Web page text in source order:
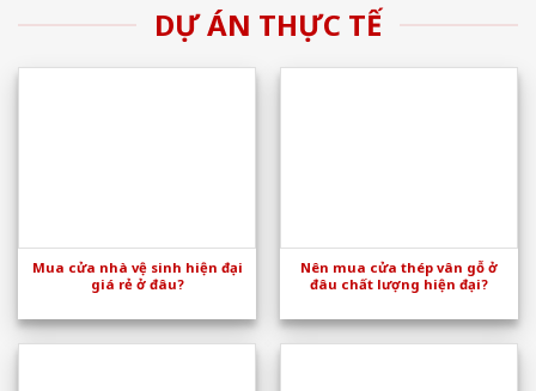
DỰ ÁN THỰC TẾ
Mua cửa nhà vệ sinh hiện đại
giá rẻ ở đâu?
Nên mua cửa thép vân gỗ ở
đâu chất lượng hiện đại?